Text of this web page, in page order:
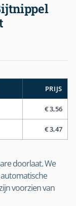
PRIJS
€3,56
€3,47
doorlaat. We
voorzien van